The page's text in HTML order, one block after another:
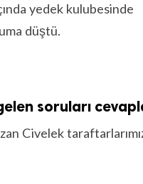
yedek kulubesinde
düştü.
soruları
Civelek